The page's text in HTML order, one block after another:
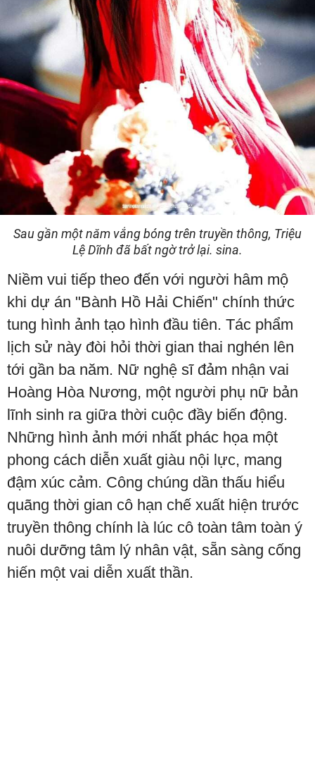
Sau gần một năm vắng bóng trên truyền thông, Triệu
Lệ Dĩnh đã bất ngờ trở lại. sina.
Niềm vui tiếp theo đến với người hâm mộ
khi dự án "Bành Hồ Hải Chiến" chính thức
tung hình ảnh tạo hình đầu tiên. Tác phẩm
lịch sử này đòi hỏi thời gian thai nghén lên
tới gần ba năm. Nữ nghệ sĩ đảm nhận vai
Hoàng Hòa Nương, một người phụ nữ bản
lĩnh sinh ra giữa thời cuộc đầy biến động.
Những hình ảnh mới nhất phác họa một
phong cách diễn xuất giàu nội lực, mang
đậm xúc cảm. Công chúng dần thấu hiểu
quãng thời gian cô hạn chế xuất hiện trước
truyền thông chính là lúc cô toàn tâm toàn ý
nuôi dưỡng tâm lý nhân vật, sẵn sàng cống
hiến một vai diễn xuất thần.